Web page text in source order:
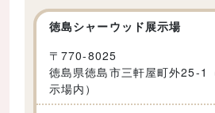
徳島シャーウッド展示場
〒770-8025
徳島県徳島市三軒屋町外25-1
示場内）